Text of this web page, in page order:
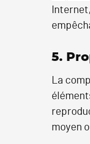
5.
La
moyen